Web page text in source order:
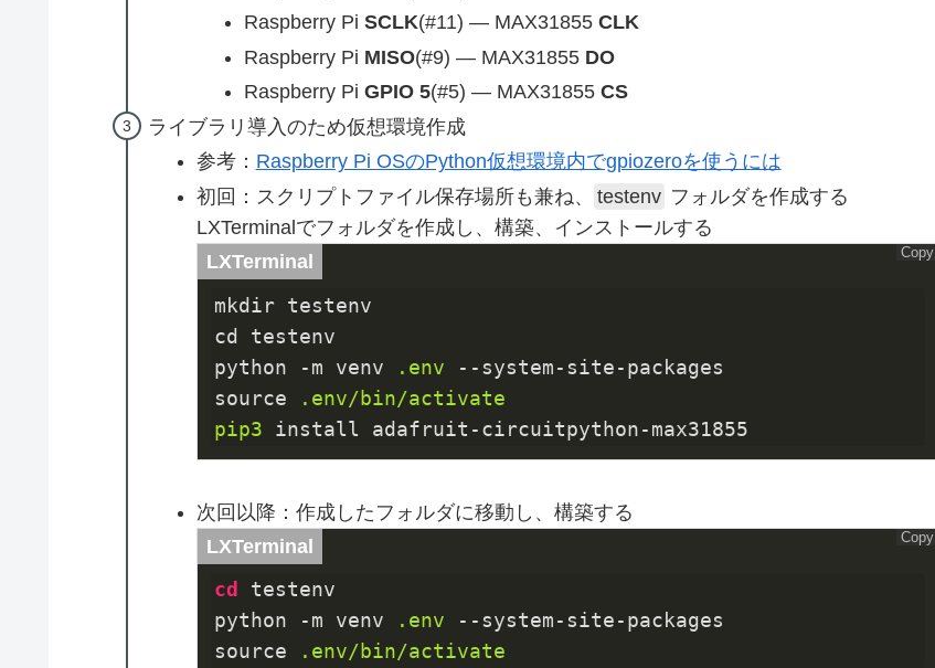
Raspberry PiSCLK(#11) — MAX31855CLK
Raspberry Pi MISO(#9) — MAX31855 DO
Raspberry PiGPIO 5(#5) — MAX31855CS
ライブラリ導入のため仮想環境作成
参考： Raspberry Pi OSのPython仮想環境内でgpiozeroを使うには
初回：スクリプトファイル保存場所も兼ね、
testenv フォルダを作成する
LXTerminalでフォルダを作成し、構築、インストールする
mkdir testenv
cd testenv
python -m venv
.env
--system-site-packages
source
.env/bin/activate
pip3 install adafruit-circuitpython-max31855
Copy
次回以降：作成したフォルダに移動し、構築する
cd
testenv
python -m venv
.env
--system-site-packages
source
.env/bin/activate
Copy